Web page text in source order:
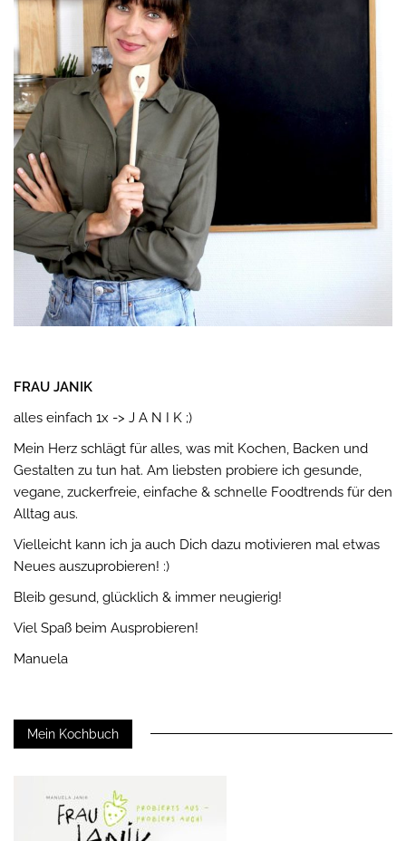
FRAU JANIK
alles einfach 1x -> J A N I K ;)
Mein Herz schlägt für alles, was mit Kochen, Backen und
Gestalten zu tun hat. Am liebsten probiere ich gesunde,
vegane, zuckerfreie, einfache & schnelle Foodtrends für den
Alltag aus.
Vielleicht kann ich ja auch Dich dazu motivieren mal etwas
Neues auszuprobieren! :)
Bleib gesund, glücklich & immer neugierig!
Viel Spaß beim Ausprobieren!
Manuela
Mein Kochbuch